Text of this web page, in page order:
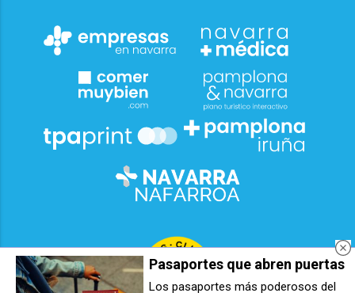
Pasaportes que abren puertas
Los pasaportes más poderosos del